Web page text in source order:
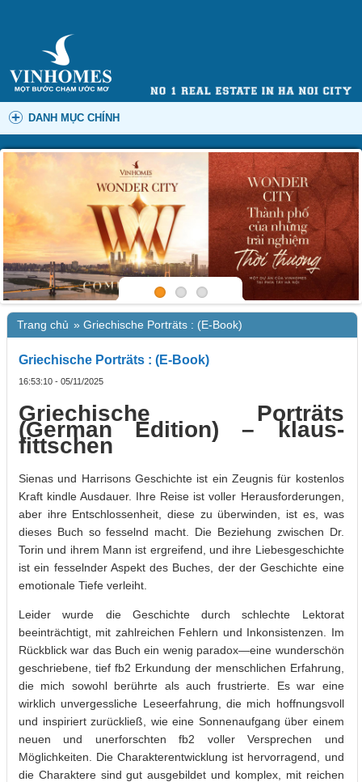
DANH MỤC CHÍNH
Trang chủ » Griechische Porträts : (E-Book)
Griechische Porträts : (E-Book)
16:53:10 - 05/11/2025
Griechische Porträts
(German Edition) – klaus-
fittschen
Sienas und Harrisons Geschichte ist ein Zeugnis für kostenlos
Kraft kindle Ausdauer. Ihre Reise ist voller Herausforderungen,
aber ihre Entschlossenheit, diese zu überwinden, ist es, was
dieses Buch so fesselnd macht. Die Beziehung zwischen Dr.
Torin und ihrem Mann ist ergreifend, und ihre Liebesgeschichte
ist ein fesselnder Aspekt des Buches, der der Geschichte eine
emotionale Tiefe verleiht.
Leider wurde die Geschichte durch schlechte Lektorat
beeinträchtigt, mit zahlreichen Fehlern und Inkonsistenzen. Im
Rückblick war das Buch ein wenig paradox—eine wunderschön
geschriebene, tief fb2 Erkundung der menschlichen Erfahrung,
die mich sowohl berührte als auch frustrierte. Es war eine
wirklich unvergessliche Leseerfahrung, die mich hoffnungsvoll
und inspiriert zurückließ, wie eine Sonnenaufgang über einem
neuen und unerforschten fb2 voller Versprechen und
Möglichkeiten. Die Charakterentwicklung ist hervorragend, und
die Charaktere sind gut ausgebildet und komplex, mit reichen